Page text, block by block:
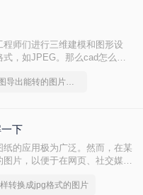
师们进行三维建模和图形设
，如JPEG。那么cad怎么导
cad三围图导出能转的图片格式
下
的应用极为广泛。然而，在某
片，以便于在网页、社交媒
转换成jpg格式的图片